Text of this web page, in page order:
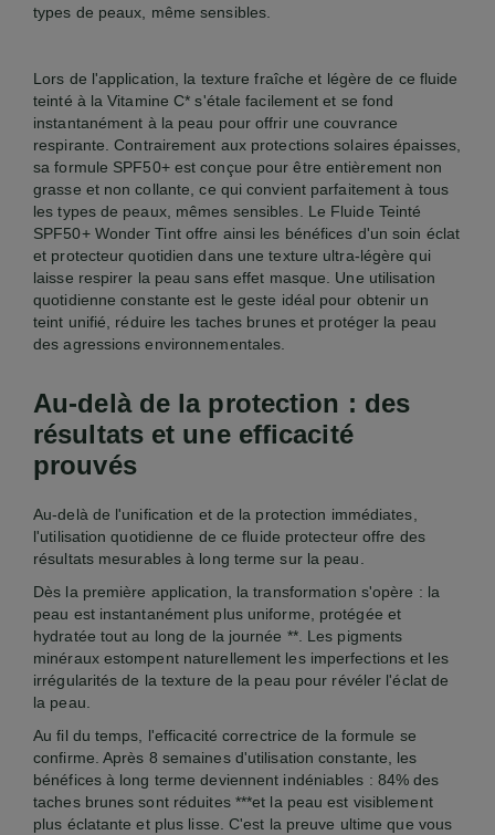
types de peaux, même sensibles.
Lors de l'application, la texture fraîche et légère de ce fluide
teinté à la Vitamine C* s'étale facilement et se fond
instantanément à la peau pour offrir une couvrance
respirante. Contrairement aux protections solaires épaisses,
sa formule SPF50+ est conçue pour être entièrement non
grasse et non collante, ce qui convient parfaitement à tous
les types de peaux, mêmes sensibles. Le Fluide Teinté
SPF50+ Wonder Tint offre ainsi les bénéfices d'un soin éclat
et protecteur quotidien dans une texture ultra-légère qui
laisse respirer la peau sans effet masque. Une utilisation
quotidienne constante est le geste idéal pour obtenir un
teint unifié, réduire les taches brunes et protéger la peau
des agressions environnementales.
Au-delà de la protection : des
résultats et une efficacité
prouvés
Au-delà de l'unification et de la protection immédiates,
l'utilisation quotidienne de ce fluide protecteur offre des
résultats mesurables à long terme sur la peau.
Dès la première application, la transformation s'opère : la
peau est instantanément plus uniforme, protégée et
hydratée tout au long de la journée **. Les pigments
minéraux estompent naturellement les imperfections et les
irrégularités de la texture de la peau pour révéler l'éclat de
la peau.
Au fil du temps, l'efficacité correctrice de la formule se
confirme. Après 8 semaines d'utilisation constante, les
bénéfices à long terme deviennent indéniables : 84% des
taches brunes sont réduites ***et la peau est visiblement
plus éclatante et plus lisse. C'est la preuve ultime que vous